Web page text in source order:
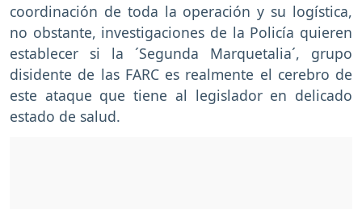
coordinación de toda la operación y su logística,
no obstante, investigaciones de la Policía quieren
establecer si la ´Segunda Marquetalia´, grupo
disidente de las FARC es realmente el cerebro de
este ataque que tiene al legislador en delicado
estado de salud.